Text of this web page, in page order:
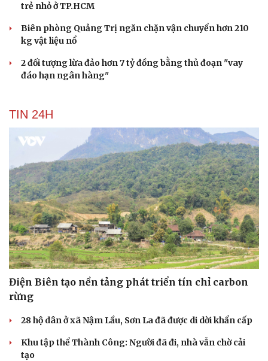
Tư vấn
Săn Tour
check-in
Cửa sổ tình yêu
Kể chuyện cho bé
Hạt giống tâm hồn
trẻ nhỏ ở TP.HCM
Biên phòng Quảng Trị ngăn chặn vận chuyển hơn 210
kg vật liệu nổ
2 đối tượng lừa đảo hơn 7 tỷ đồng bằng thủ đoạn "vay
đáo hạn ngân hàng"
TIN 24H
Điện Biên tạo nền tảng phát triển tín chỉ carbon
rừng
28 hộ dân ở xã Nậm Lầu, Sơn La đã được di dời khẩn cấp
Khu tập thể Thành Công: Người đã đi, nhà vẫn chờ cải
tạo